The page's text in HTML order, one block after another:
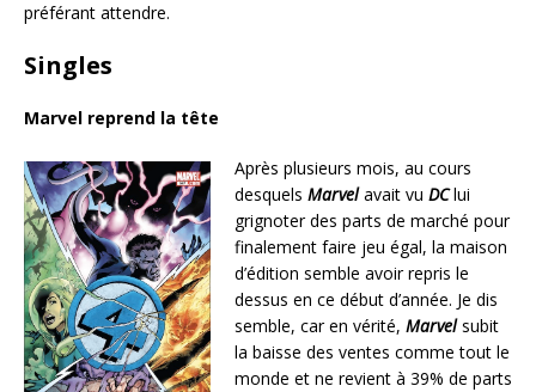
préférant attendre.
Singles
Marvel reprend la tête
Après plusieurs mois, au cours
desquels Marvelavait vu DClui
grignoter des parts de marché pour
finalement faire jeu égal, la maison
d’édition semble avoir repris le
dessus en ce début d’année. Je dis
semble, car en vérité, Marvelsubit
la baisse des ventes comme tout le
monde et ne revient à 39% de parts